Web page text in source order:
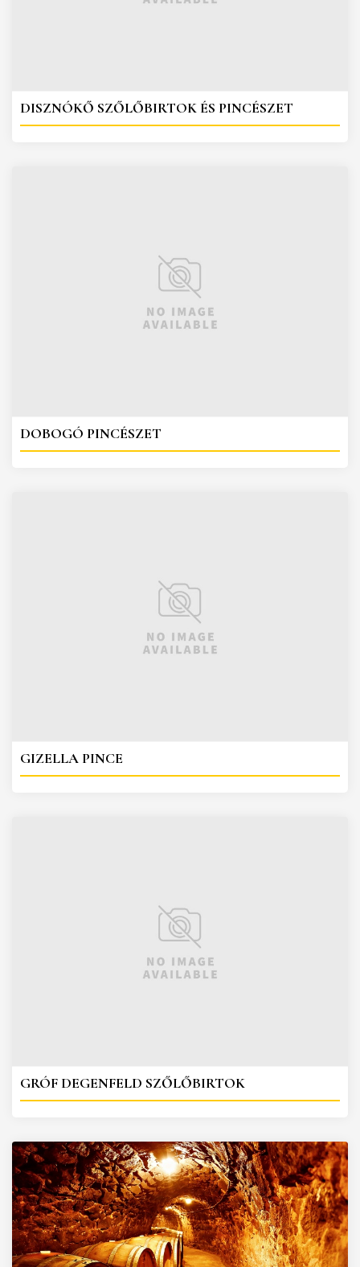
DISZNÓKŐ SZŐLŐBIRTOK ÉS PINCÉSZET
DOBOGÓ PINCÉSZET
GIZELLA PINCE
GRÓF DEGENFELD SZŐLŐBIRTOK